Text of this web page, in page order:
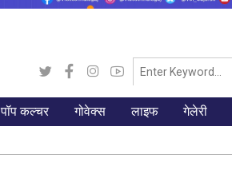
पॉप कल्चर गोवेक्स लाइफ गेलेरी